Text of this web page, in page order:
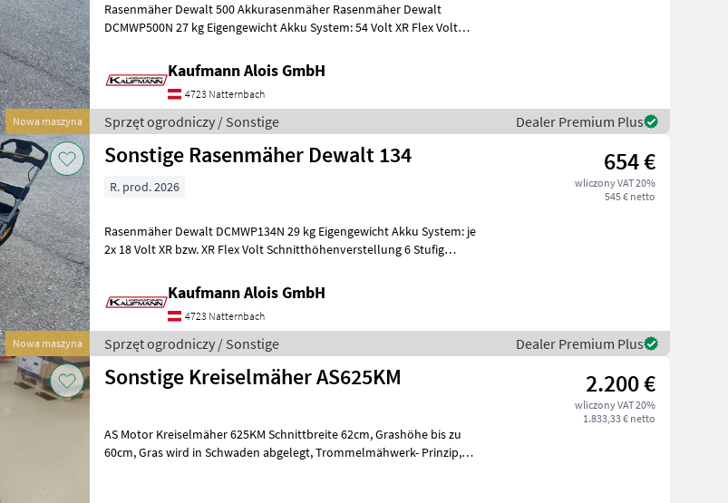
Nowa maszyna
Rasenmäher Dewalt 500 Akkurasenmäher Rasenmäher Dewalt
DCMWP500N 27 kg Eigengewicht Akku System: 54 Volt XR Flex Volt
Kaufmann Alois GmbH
4723 Natternbach
Sprzęt ogrodniczy / Sonstige Dealer Premium Plus
Nowa maszyna
Sonstige Rasenmäher Dewalt 134 654 €
wliczony VAT 20%
545 € netto
R. prod. 2026
Rasenmäher Dewalt DCMWP134N 29 kg Eigengewicht Akku System: je
2x 18 Volt XR bzw. XR Flex Volt Schnitthöhenverstellung 6 Stufig
Kaufmann Alois GmbH
4723 Natternbach
Sprzęt ogrodniczy / Sonstige Dealer Premium Plus
Sonstige Kreiselmäher AS625KM 2.200 €
wliczony VAT 20%
1.833,33 € netto
AS Motor Kreiselmäher 625KM Schnittbreite 62cm, Grashöhe bis zu
60cm, Gras wird in Schwaden abgelegt, Trommelmähwerk- Prinzip,